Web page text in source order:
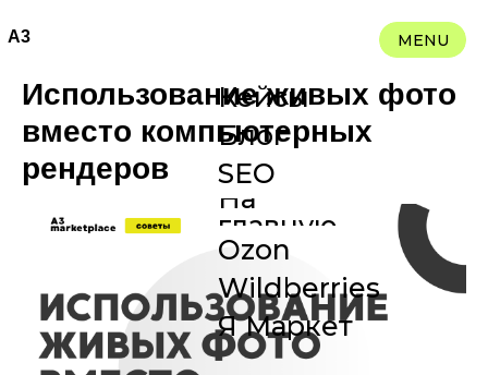
MENU
Кейсы
Блог
На
главную
SEO
Ozon
Wildberries
Я Маркет
A3
Использование живых фото
вместо компьютерных
рендеров